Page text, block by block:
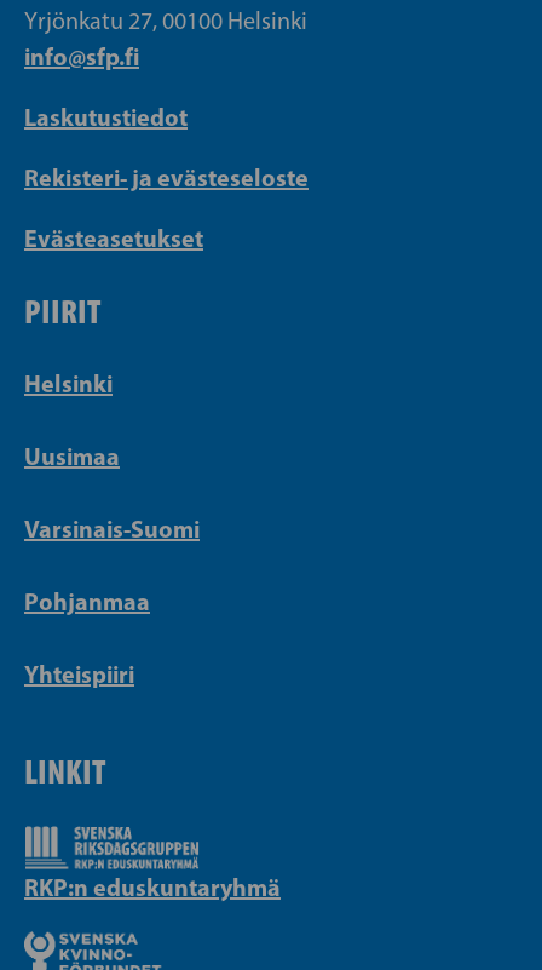
Yrjönkatu 27, 00100 Helsinki
info@sfp.fi
Laskutustiedot
Rekisteri- ja evästeseloste
Evästeasetukset
PIIRIT
Helsinki
Uusimaa
Varsinais-Suomi
Pohjanmaa
Yhteispiiri
LINKIT
RKP:n eduskuntaryhmä